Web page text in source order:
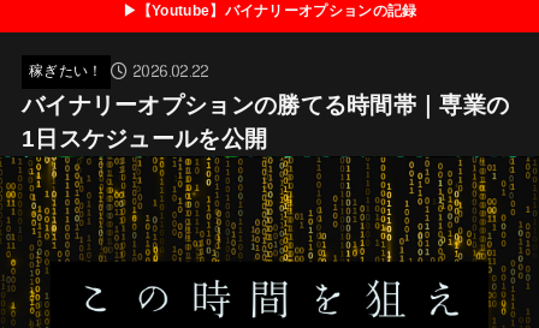
▶【Youtube】バイナリーオプションの記録
稼ぎたい！ 2026.02.22
バイナリーオプションの勝てる時間帯｜専業の
1日スケジュールを公開